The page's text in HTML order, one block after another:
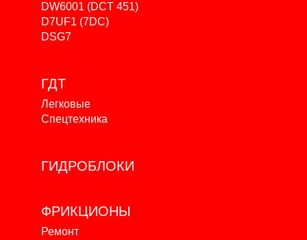
DW6001 (DCT 451)
D7UF1 (7DC)
DSG7
ГДТ
Легковые
Спецтехника
ГИДРОБЛОКИ
ФРИКЦИОНЫ
Ремонт